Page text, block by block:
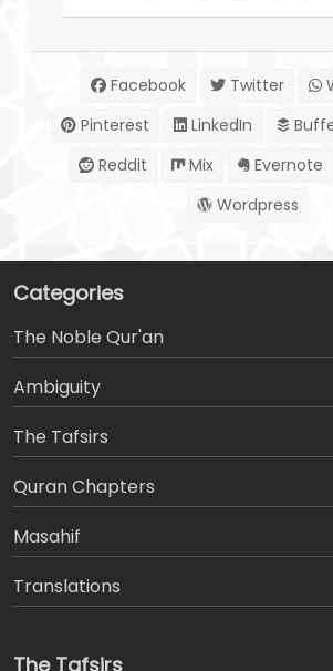
Facebook Twitter
Pinterest
LinkedIn
Reddit
Mix Evernote
Wordpress
Categories
The Noble Qur'an
Ambiguity
The Tafsirs
َQuran Chapters
Masahif
Translations
The Tafsirs